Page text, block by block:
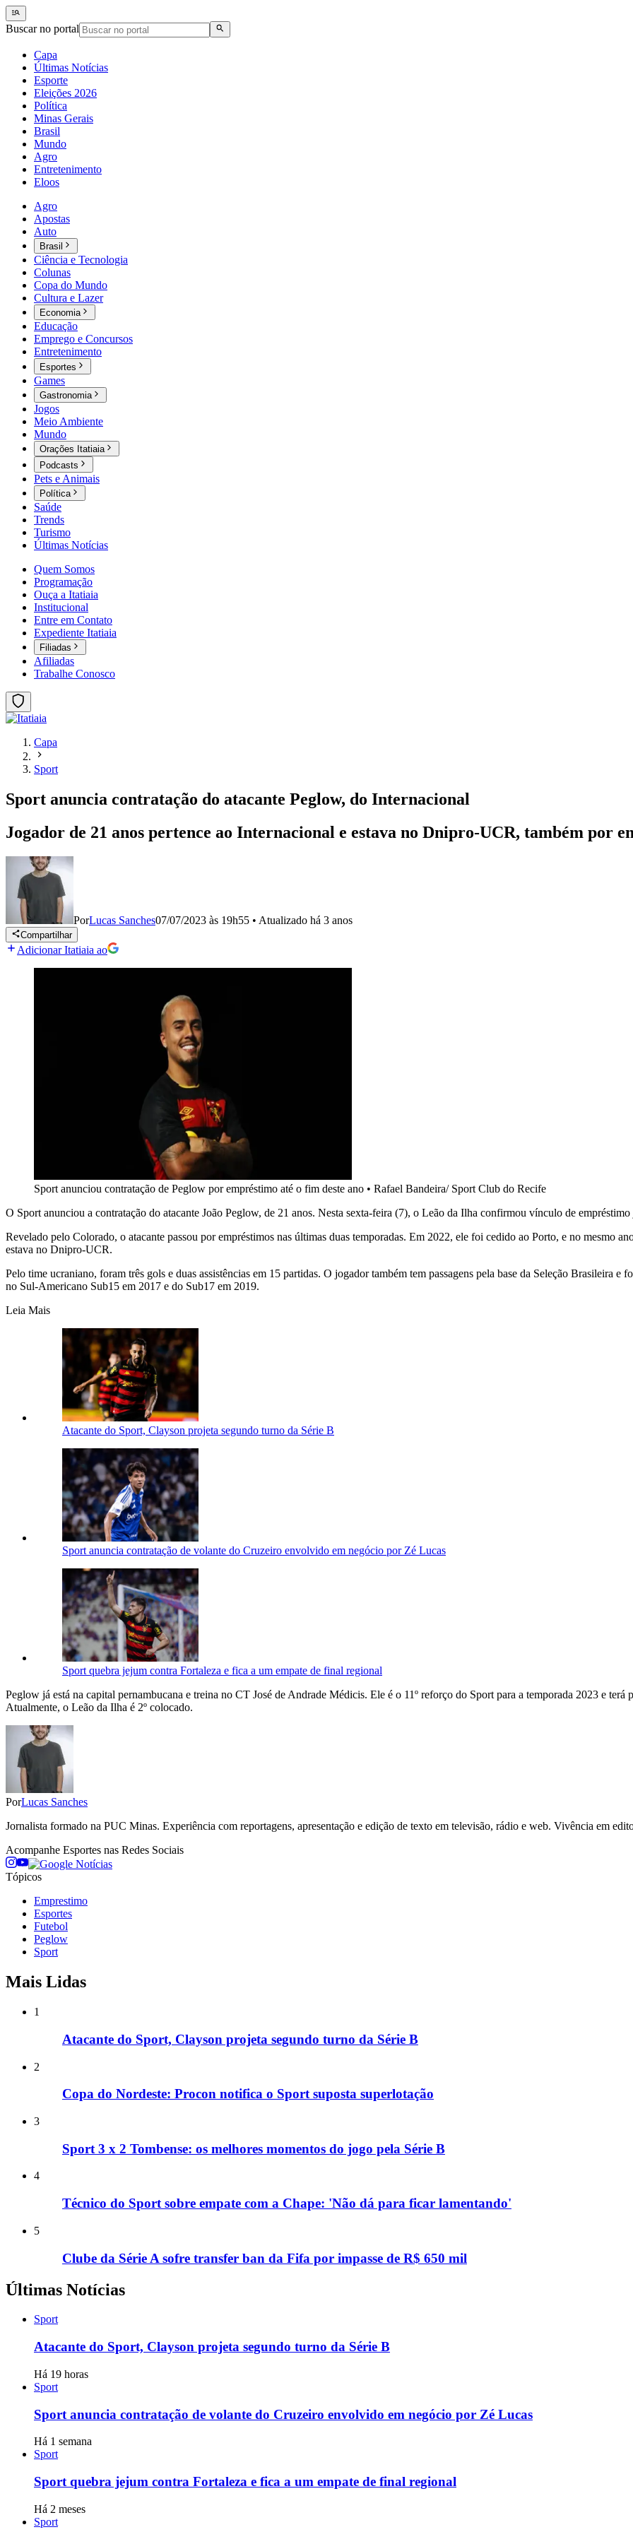
Buscar no portal
Capa
Últimas Notícias
Esporte
Eleições 2026
Política
Minas Gerais
Brasil
Mundo
Agro
Entretenimento
Eloos
Agro
Apostas
Auto
Brasil
Ciência e Tecnologia
Colunas
Copa do Mundo
Cultura e Lazer
Economia
Educação
Emprego e Concursos
Entretenimento
Esportes
Games
Gastronomia
Jogos
Meio Ambiente
Mundo
Orações Itatiaia
Podcasts
Pets e Animais
Política
Saúde
Trends
Turismo
Últimas Notícias
Quem Somos
Programação
Ouça a Itatiaia
Institucional
Entre em Contato
Expediente Itatiaia
Filiadas
Afiliadas
Trabalhe Conosco
Capa
Sport
Sport anuncia contratação do atacante Peglow, do Internacional
Jogador de 21 anos pertence ao Internacional e estava no Dnipro-UCR, também por
PorLucas Sanches07/07/2023 às 19h55 • Atualizado há 3 anos
Compartilhar
Adicionar Itatiaia ao
Sport anunciou contratação de Peglow por empréstimo até o fim deste ano • Rafael Bandeira/ Sport Club do Recife
O Sport anunciou a contratação do atacante João Peglow, de 21 anos. Nesta sexta-feira (7), o Leão da Ilha confirmou vínculo de
Revelado pelo Colorado, o atacante passou por empréstimos nas últimas duas temporadas. Em 2022, ele foi cedido ao Porto, e no mesmo
estava no Dnipro-UCR.
Pelo time ucraniano, foram três gols e duas assistências em 15 partidas. O jogador também tem passagens pela base da Seleção Brasileira
no Sul-Americano Sub15 em 2017 e do Sub17 em 2019.
Leia Mais
Atacante do Sport, Clayson projeta segundo turno da Série B
Sport anuncia contratação de volante do Cruzeiro envolvido em negócio por Zé Lucas
Sport quebra jejum contra Fortaleza e fica a um empate de final regional
Peglow já está na capital pernambucana e treina no CT José de Andrade Médicis. Ele é o 11º reforço do Sport para a temporada 2023 e
Atualmente, o Leão da Ilha é 2º colocado.
PorLucas Sanches
Jornalista formado na PUC Minas. Experiência com reportagens, apresentação e edição de texto em televisão, rádio e web. Vivência em
Acompanhe Esportes nas Redes Sociais
Tópicos
Emprestimo
Esportes
Futebol
Peglow
Sport
Mais Lidas
1
Atacante do Sport, Clayson projeta segundo turno da Série B
2
Copa do Nordeste: Procon notifica o Sport suposta superlotação
3
Sport 3 x 2 Tombense: os melhores momentos do jogo pela Série B
4
Técnico do Sport sobre empate com a Chape: 'Não dá para ficar lamentando'
5
Clube da Série A sofre transfer ban da Fifa por impasse de R$ 650 mil
Últimas Notícias
Sport
Atacante do Sport, Clayson projeta segundo turno da Série B
Há 19 horas
Sport
Sport anuncia contratação de volante do Cruzeiro envolvido em negócio por Zé Lucas
Há 1 semana
Sport
Sport quebra jejum contra Fortaleza e fica a um empate de final regional
Há 2 meses
Sport